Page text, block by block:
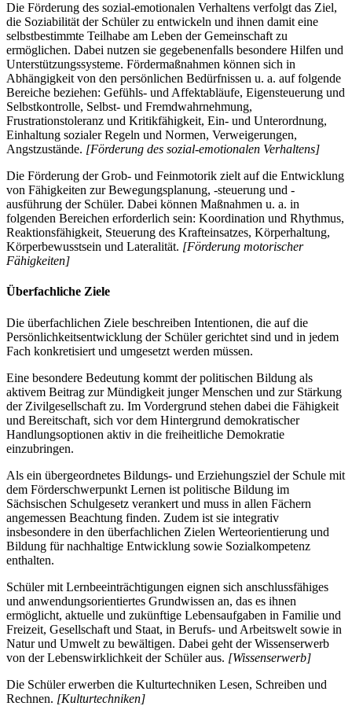
Die Förderung des sozial-emotionalen Verhaltens verfolgt das Ziel,
die Soziabilität der Schüler zu entwickeln und ihnen damit eine
selbstbestimmte Teilhabe am Leben der Gemeinschaft zu
ermöglichen. Dabei nutzen sie gegebenenfalls besondere Hilfen und
Unterstützungssysteme. Fördermaßnahmen können sich in
Abhängigkeit von den persönlichen Bedürfnissen u. a. auf folgende
Bereiche beziehen: Gefühls- und Affektabläufe, Eigensteuerung und
Selbstkontrolle, Selbst- und Fremdwahrnehmung,
Frustrationstoleranz und Kritikfähigkeit, Ein- und Unterordnung,
Einhaltung sozialer Regeln und Normen, Verweigerungen,
Angstzustände. [Förderung des sozial-emotionalen Verhaltens]
Die Förderung der Grob- und Feinmotorik zielt auf die Entwicklung
von Fähigkeiten zur Bewegungsplanung, -steuerung und -
ausführung der Schüler. Dabei können Maßnahmen u. a. in
folgenden Bereichen erforderlich sein: Koordination und Rhythmus,
Reaktionsfähigkeit, Steuerung des Krafteinsatzes, Körperhaltung,
Körperbewusstsein und Lateralität. [Förderung motorischer
Fähigkeiten]
Überfachliche Ziele
Die überfachlichen Ziele beschreiben Intentionen, die auf die
Persönlichkeitsentwicklung der Schüler gerichtet sind und in jedem
Fach konkretisiert und umgesetzt werden müssen.
Eine besondere Bedeutung kommt der politischen Bildung als
aktivem Beitrag zur Mündigkeit junger Menschen und zur Stärkung
der Zivilgesellschaft zu. Im Vordergrund stehen dabei die Fähigkeit
und Bereitschaft, sich vor dem Hintergrund demokratischer
Handlungsoptionen aktiv in die freiheitliche Demokratie
einzubringen.
Als ein übergeordnetes Bildungs- und Erziehungsziel der Schule mit
dem Förderschwerpunkt Lernen ist politische Bildung im
Sächsischen Schulgesetz verankert und muss in allen Fächern
angemessen Beachtung finden. Zudem ist sie integrativ
insbesondere in den überfachlichen Zielen Werteorientierung und
Bildung für nachhaltige Entwicklung sowie Sozialkompetenz
enthalten.
Schüler mit Lernbeeinträchtigungen eignen sich anschlussfähiges
und anwendungsorientiertes Grundwissen an, das es ihnen
ermöglicht, aktuelle und zukünftige Lebensaufgaben in Familie und
Freizeit, Gesellschaft und Staat, in Berufs- und Arbeitswelt sowie in
Natur und Umwelt zu bewältigen. Dabei geht der Wissenserwerb
von der Lebenswirklichkeit der Schüler aus. [Wissenserwerb]
Die Schüler erwerben die Kulturtechniken Lesen, Schreiben und
Rechnen. [Kulturtechniken]